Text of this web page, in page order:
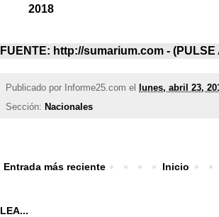
2018
FUENTE: http://sumarium.com - (PULSE
Publicado por Informe25.com el
lunes, abril 23,
Sección: Nacionales
Entrada más reciente Inicio
LEA...